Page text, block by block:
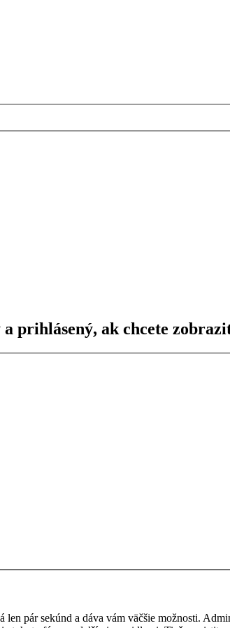
prihlásený, ak chcete
pár sekúnd a dáva vám väčšie možnosti.